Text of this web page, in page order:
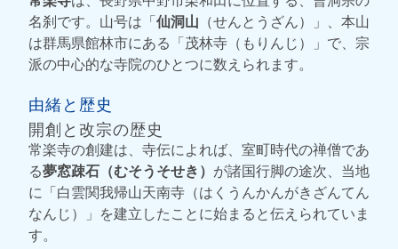
名刹です。山号は「仙洞山 （せんとうざん）」、本山
は群馬県館林市にある「茂林寺（もりんじ）」で、宗
派の中心的な寺院のひとつに数えられます。
由緒と歴史
開創と改宗の歴史
常楽寺の創建は、寺伝によれば、室町時代の禅僧であ
る夢窓疎石（むそうそせき） が諸国行脚の途次、当地
に「白雲関我帰山天南寺（はくうんかんがきざんてん
なんじ）」を建立したことに始まると伝えられていま
す。